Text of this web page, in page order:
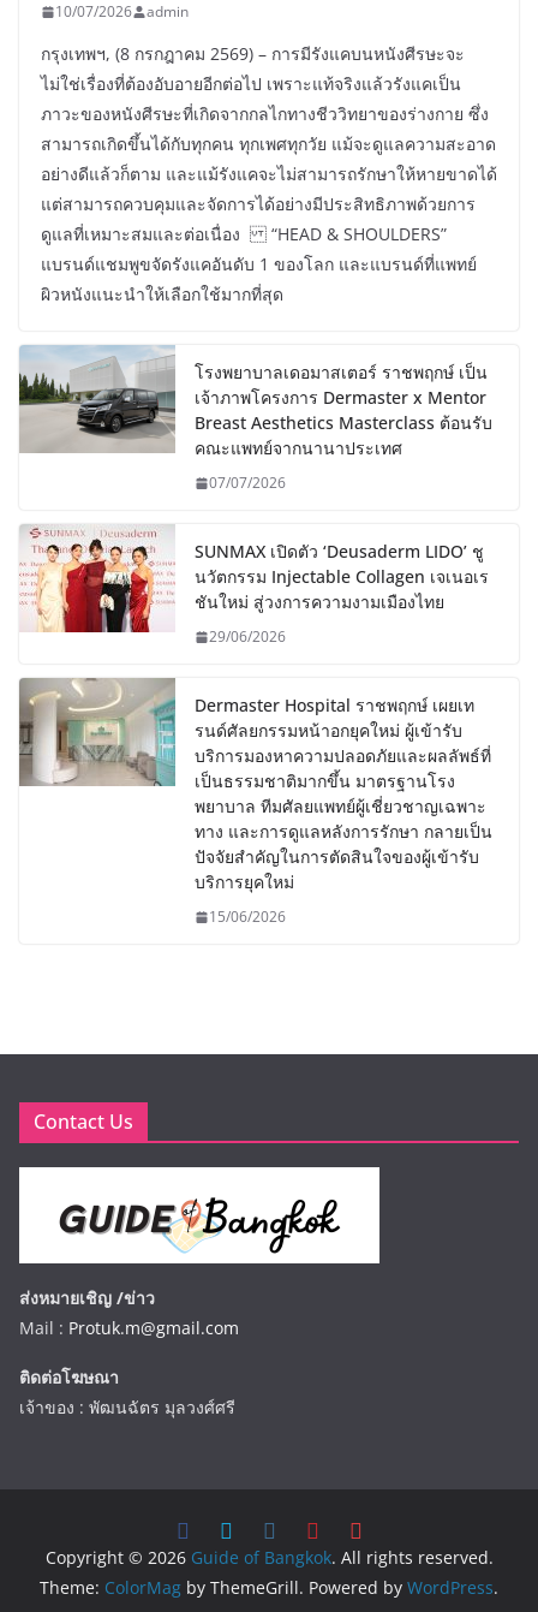
10/07/2026 admin
กรุงเทพฯ, (8 กรกฎาคม 2569) – การมีรังแคบนหนังศีรษะจะ
ไม่ใช่เรื่องที่ต้องอับอายอีกต่อไป เพราะแท้จริงแล้วรังแคเป็น
ภาวะของหนังศีรษะที่เกิดจากกลไกทางชีววิทยาของร่างกาย ซึ่ง
สามารถเกิดขึ้นได้กับทุกคน ทุกเพศทุกวัย แม้จะดูแลความสะอาด
อย่างดีแล้วก็ตาม และแม้รังแคจะไม่สามารถรักษาให้หายขาดได้
แต่สามารถควบคุมและจัดการได้อย่างมีประสิทธิภาพด้วยการ
ดูแลที่เหมาะสมและต่อเนื่อง “HEAD & SHOULDERS”
แบรนด์แชมพูขจัดรังแคอันดับ 1 ของโลก และแบรนด์ที่แพทย์
ผิวหนังแนะนำให้เลือกใช้มากที่สุด
โรงพยาบาลเดอมาสเตอร์ ราชพฤกษ์ เป็น
เจ้าภาพโครงการ Dermaster x Mentor
Breast Aesthetics Masterclass ต้อนรับ
คณะแพทย์จากนานาประเทศ
07/07/2026
SUNMAX เปิดตัว ‘Deusaderm LIDO’ ชู
นวัตกรรม Injectable Collagen เจเนอเร
ชันใหม่ สู่วงการความงามเมืองไทย
29/06/2026
Dermaster Hospital ราชพฤกษ์ เผยเท
รนด์ศัลยกรรมหน้าอกยุคใหม่ ผู้เข้ารับ
บริการมองหาความปลอดภัยและผลลัพธ์ที่
เป็นธรรมชาติมากขึ้น มาตรฐานโรง
พยาบาล ทีมศัลยแพทย์ผู้เชี่ยวชาญเฉพาะ
ทาง และการดูแลหลังการรักษา กลายเป็น
ปัจจัยสำคัญในการตัดสินใจของผู้เข้ารับ
บริการยุคใหม่
15/06/2026
Contact Us
ส่งหมายเชิญ /ข่าว
Mail : Protuk.m@gmail.com
ติดต่อโฆษณา
เจ้าของ : พัฒนฉัตร มุลวงศ์ศรี
Copyright © 2026 Guide of Bangkok. All rights reserved.
Theme: ColorMag by ThemeGrill. Powered by WordPress.